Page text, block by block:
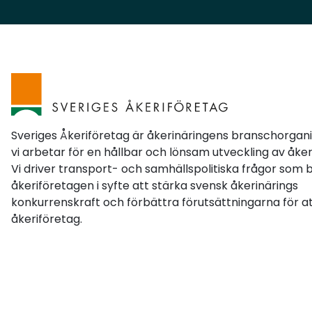
Sveriges Åkeriföretag är åkerinäringens
vi arbetar för en hållbar och lönsam utveckling av
Vi driver transport- och samhällspolitiska frågor som
åkeriföretagen i syfte att stärka svensk åkerinärings
konkurrenskraft och förbättra förutsättningarna för
åkeriföretag.